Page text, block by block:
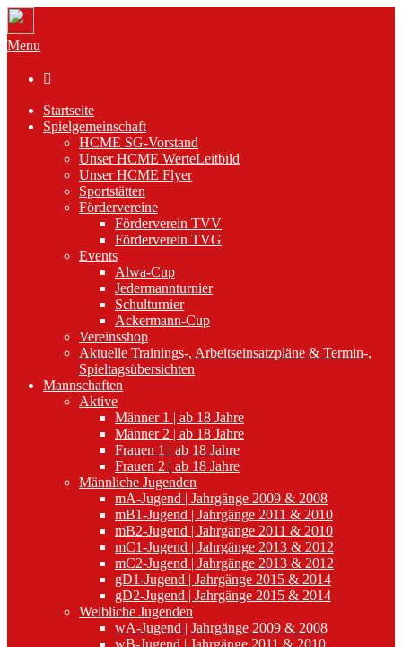
Menu

Startseite
Spielgemeinschaft
HCME SG-Vorstand
Unser HCME WerteLeitbild
Unser HCME Flyer
Sportstätten
Fördervereine
Förderverein TVV
Förderverein TVG
Events
Alwa-Cup
Jedermannturnier
Schulturnier
Ackermann-Cup
Vereinsshop
Aktuelle Trainings-, Arbeitseinsatzpläne & Termin-,
Spieltagsübersichten
Mannschaften
Aktive
Männer 1 | ab 18 Jahre
Männer 2 | ab 18 Jahre
Frauen 1 | ab 18 Jahre
Frauen 2 | ab 18 Jahre
Männliche Jugenden
mA-Jugend | Jahrgänge 2009 & 2008
mB1-Jugend | Jahrgänge 2011 & 2010
mB2-Jugend | Jahrgänge 2011 & 2010
mC1-Jugend | Jahrgänge 2013 & 2012
mC2-Jugend | Jahrgänge 2013 & 2012
gD1-Jugend | Jahrgänge 2015 & 2014
gD2-Jugend | Jahrgänge 2015 & 2014
Weibliche Jugenden
wA-Jugend | Jahrgänge 2009 & 2008
wB-Jugend | Jahrgänge 2011 & 2010